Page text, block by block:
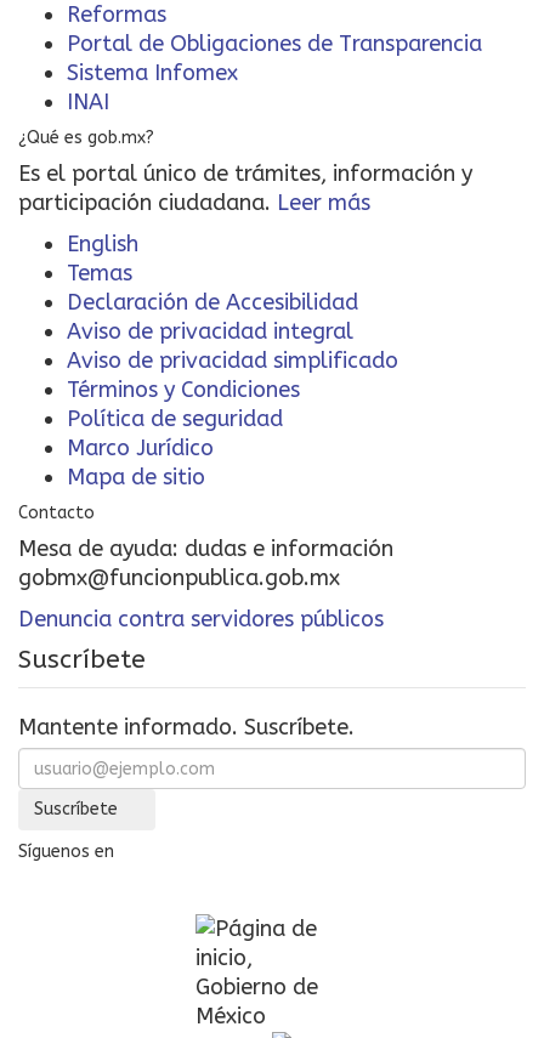
Reformas
Portal de Obligaciones de Transparencia
Sistema Infomex
INAI
¿Qué es gob.mx?
Es el portal único de trámites, información y
participación ciudadana. Leer más
English
Temas
Declaración de Accesibilidad
Aviso de privacidad integral
Aviso de privacidad simplificado
Términos y Condiciones
Política de seguridad
Marco Jurídico
Mapa de sitio
Contacto
Mesa de ayuda: dudas e información
gobmx@funcionpublica.gob.mx
Denuncia contra servidores públicos
Suscríbete
Mantente informado. Suscríbete.
Suscríbete
Síguenos en